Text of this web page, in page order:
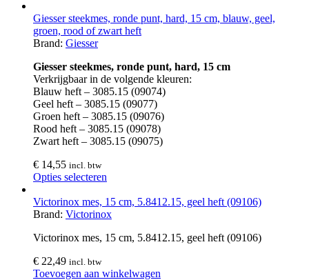
Giesser steekmes, ronde punt, hard, 15 cm, blauw, geel,
groen, rood of zwart heft
Brand: Giesser
Giesser steekmes, ronde punt, hard, 15 cm
Verkrijgbaar in de volgende kleuren:
Blauw heft – 3085.15 (09074)
Geel heft – 3085.15 (09077)
Groen heft – 3085.15 (09076)
Rood heft – 3085.15 (09078)
Zwart heft – 3085.15 (09075)
€ 14,55 incl. btw
Opties selecteren
Victorinox mes, 15 cm, 5.8412.15, geel heft (09106)
Brand: Victorinox
Victorinox mes, 15 cm, 5.8412.15, geel heft (09106)
€ 22,49 incl. btw
Toevoegen aan winkelwagen